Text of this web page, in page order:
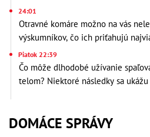
24:01
Otravné komáre možno na vás
výskumníkov, čo ich priťahujú
Piatok 22:39
Čo môže dlhodobé užívanie
telom? Niektoré následky sa
DOMÁCE SPRÁVY